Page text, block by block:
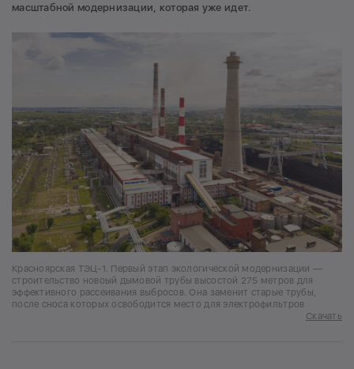
масштабной модернизации, которая уже идет.
Красноярская ТЭЦ-1. Первый этап экологической модернизации —
строительство новоый дымовой трубы высостой 275 метров для
эффективного рассеивания выбросов. Она заменит старые трубы,
после сноса которых освободится место для электрофильтров
Скачать